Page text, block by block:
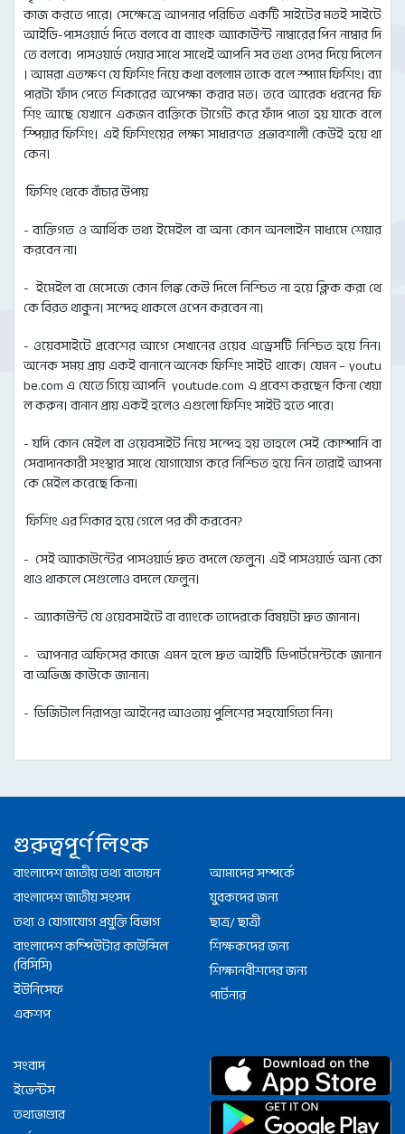
কাজ করতে পারে। সেক্ষেত্রে আপনার পরিচিত একটি সাইটের মতই সাইটে
আইডি-পাসওয়ার্ড দিতে বলবে বা ব্যাংক অ্যাকাউন্ট নাম্বারের পিন নাম্বার দি
তে বলবে। পাসওয়ার্ড দেয়ার সাথে সাথেই আপনি সব তথ্য ওদের দিয়ে দিলেন
। আমরা এতক্ষণ যে ফিশিং নিয়ে কথা বললাম তাকে বলে স্প্যাম ফিশিং। ব্যা
পারটা ফাঁদ পেতে শিকারের অপেক্ষা করার মত। তবে আরেক ধরনের ফি
শিং আছে যেখানে একজন ব্যক্তিকে টার্গেট করে ফাঁদ পাতা হয় যাকে বলে
স্পিয়ার ফিশিং। এই ফিশিংয়ের লক্ষ্য সাধারণত প্রভাবশালী কেউই হয়ে থা
কেন।
ফিশিং থেকে বাঁচার উপায়
- ব্যক্তিগত ও আর্থিক তথ্য ইমেইল বা অন্য কোন অনলাইন মাধ্যমে শেয়ার
করবেন না।
- ইমেইল বা মেসেজে কোন লিঙ্ক কেউ দিলে নিশ্চিত না হয়ে ক্লিক করা থে
কে বিরত থাকুন। সন্দেহ থাকলে ওপেন করবেন না।
- ওয়েবসাইটে প্রবেশের আগে সেখানের ওয়েব এড্রেসটি নিশ্চিত হয়ে নিন।
অনেক সময় প্রায় একই বানানে অনেক ফিশিং সাইট থাকে। যেমন – youtu
be.com এ যেতে গিয়ে আপনি youtude.com এ প্রবেশ করছেন কিনা খেয়া
ল করুন। বানান প্রায় একই হলেও এগুলো ফিশিং সাইট হতে পারে।
- যদি কোন মেইল বা ওয়েবসাইট নিয়ে সন্দেহ হয় তাহলে সেই কোম্পানি বা
সেবাদানকারী সংস্থার সাথে যোগাযোগ করে নিশ্চিত হয়ে নিন তারাই আপনা
কে মেইল করেছে কিনা।
ফিশিং এর শিকার হয়ে গেলে পর কী করবেন?
- সেই অ্যাকাউন্টের পাসওয়ার্ড দ্রুত বদলে ফেলুন। এই পাসওয়ার্ড অন্য কো
থাও থাকলে সেগুলোও বদলে ফেলুন।
- অ্যাকাউন্ট যে ওয়েবসাইটে বা ব্যাংকে তাদেরকে বিষয়টা দ্রুত জানান।
- আপনার অফিসের কাজে এমন হলে দ্রুত আইটি ডিপার্টমেন্টকে জানান
বা অভিজ্ঞ কাউকে জানান।
- ডিজিটাল নিরাপত্তা আইনের আওতায় পুলিশের সহযোগিতা নিন।
গুরুত্বপূর্ণ লিংক
বাংলাদেশ জাতীয় তথ্য বাতায়ন
বাংলাদেশ জাতীয় সংসদ
তথ্য ও যোগাযোগ প্রযুক্তি বিভাগ
বাংলাদেশ কম্পিউটার কাউন্সিল
(বিসিসি)
ইউনিসেফ
একশপ
আমাদের সম্পর্কে
যুবকদের জন্য
ছাত্র/ ছাত্রী
শিক্ষকদের জন্য
শিক্ষানবীশদের জন্য
পার্টনার
সংবাদ
ইভেন্টস
তথ্যভাণ্ডার